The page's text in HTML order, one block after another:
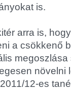
is.
arra is,
a csökkenő
növelni
12-es